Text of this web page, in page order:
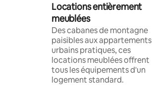
Locations entièrement
meublées
Des cabanes de montagne
paisibles aux appartements
urbains pratiques, ces
locations meublées offrent
tous les équipements d'un
logement standard.